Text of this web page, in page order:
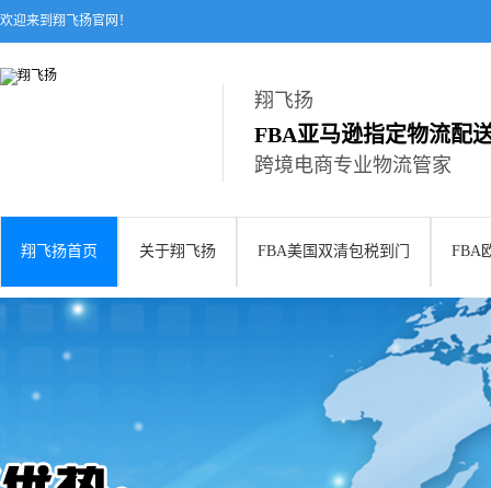
欢迎来到翔飞扬官网！
翔飞扬
FBA亚马逊指定物流配
跨境电商专业物流管家
翔飞扬首页 关于翔飞扬 FBA美国双清包税到门 FBA